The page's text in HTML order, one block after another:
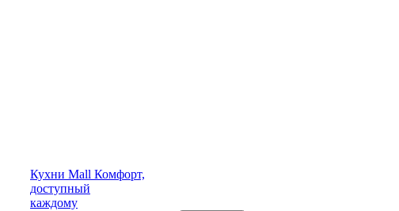
Кухни Mall Комфорт,
доступный
каждому